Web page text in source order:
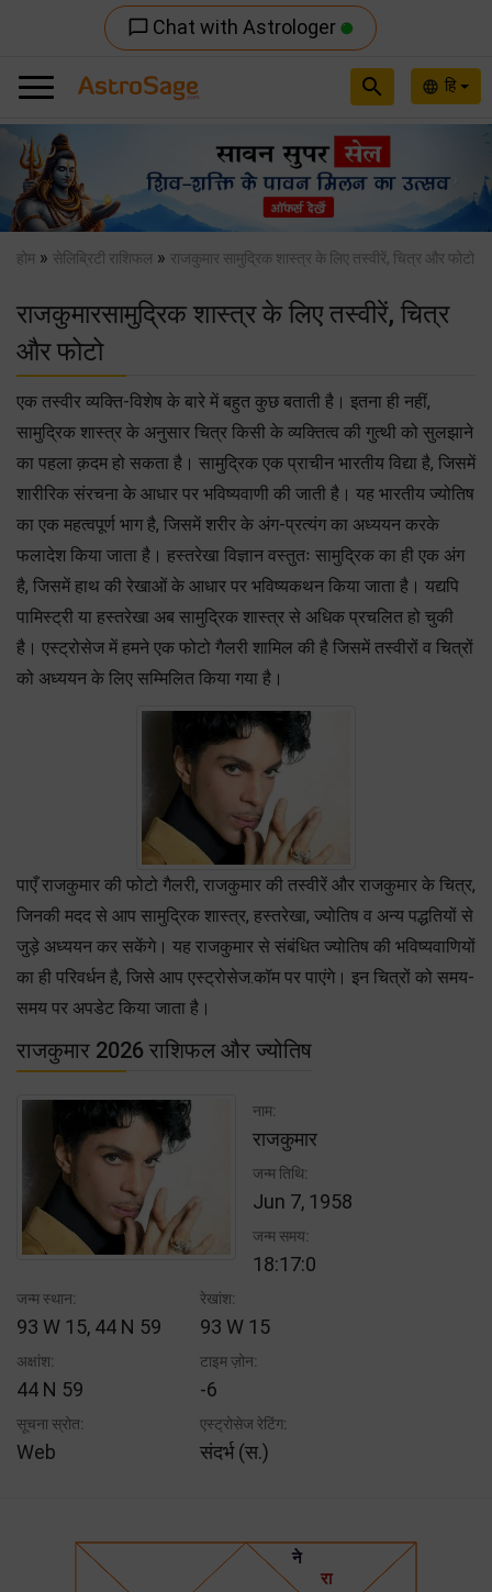
chat_bubble_outline Chat with Astrologer
language हि
search
Previous
होम » सेलिब्रिटी राशिफल » राजकुमार सामुद्रिक शास्त्र के लिए तस्वीरें, चित्र और फोटो
राजकुमारसामुद्रिक शास्त्र के लिए तस्वीरें, चित्र
और फोटो
एक तस्वीर व्यक्ति-विशेष के बारे में बहुत कुछ बताती है। इतना ही नहीं,
सामुद्रिक शास्त्र के अनुसार चित्र किसी के व्यक्तित्व की गुत्थी को सुलझाने
का पहला क़दम हो सकता है। सामुद्रिक एक प्राचीन भारतीय विद्या है, जिसमें
शारीरिक संरचना के आधार पर भविष्यवाणी की जाती है। यह भारतीय ज्योतिष
का एक महत्वपूर्ण भाग है, जिसमें शरीर के अंग-प्रत्यंग का अध्ययन करके
फलादेश किया जाता है। हस्तरेखा विज्ञान वस्तुतः सामुद्रिक का ही एक अंग
है, जिसमें हाथ की रेखाओं के आधार पर भविष्यकथन किया जाता है। यद्यपि
पामिस्ट्री या हस्तरेखा अब सामुद्रिक शास्त्र से अधिक प्रचलित हो चुकी
है। एस्ट्रोसेज में हमने एक फोटो गैलरी शामिल की है जिसमें तस्वीरों व चित्रों
को अध्ययन के लिए सम्मिलित किया गया है।
पाएँ राजकुमार की फोटो गैलरी, राजकुमार की तस्वीरें और राजकुमार के चित्र,
जिनकी मदद से आप सामुद्रिक शास्त्र, हस्तरेखा, ज्योतिष व अन्य पद्धतियों से
जुड़े अध्ययन कर सकेंगे। यह राजकुमार से संबंधित ज्योतिष की भविष्यवाणियों
का ही परिवर्धन है, जिसे आप एस्ट्रोसेज.कॉम पर पाएंगे। इन चित्रों को समय-
समय पर अपडेट किया जाता है।
राजकुमार 2026 राशिफल और ज्योतिष
नाम:
राजकुमार
जन्म तिथि:
Jun 7, 1958
जन्म समय:
18:17:0
जन्म स्थान:
93 W 15, 44 N 59
रेखांश:
93 W 15
अक्षांश:
44 N 59
टाइम ज़ोन:
-6
सूचना स्रोत:
Web
एस्ट्रोसेज रेटिंग:
संदर्भ (स.)